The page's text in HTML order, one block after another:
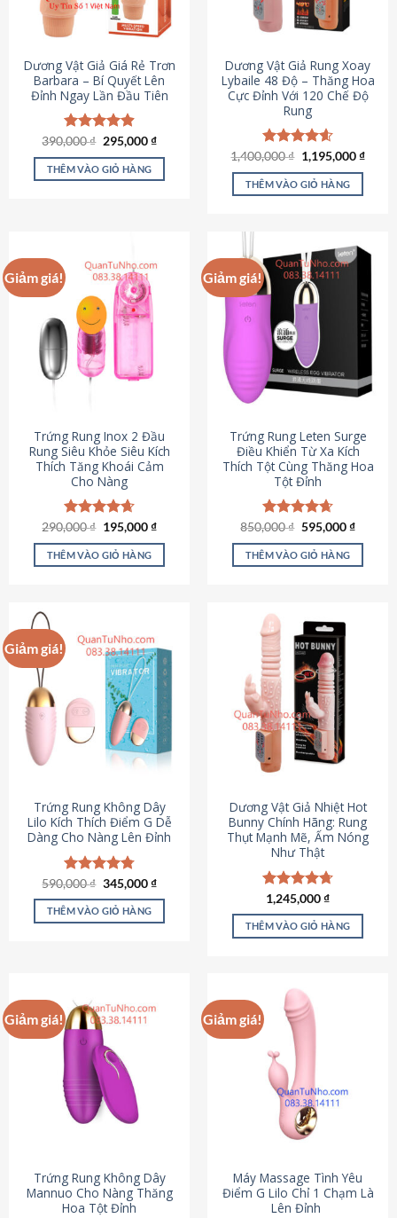
Dương Vật Giả Giá Rẻ Trơn
Barbara – Bí Quyết Lên
Đỉnh Ngay Lần Đầu Tiên
Được xếp
hạng4.90
5 sao
390,000₫ Giá
là:
390,000 ₫.
295,000₫Giá
tại
THÊM VÀO GIỎ HÀNG
Dương Vật Giả Rung Xoay
Lybaile 48 Độ – Thăng Hoa
Cực Đỉnh Với 120 Chế Độ
Rung
Được xếp
hạng4.62
5 sao
1,400,000₫ Giá
gốc
là:
1,400,000 ₫.
1,195,000₫Giá
THÊM VÀO GIỎ HÀNG
Giảm giá!
Trứng Rung Inox 2 Đầu
Rung Siêu Khỏe Siêu Kích
Thích Tăng Khoái Cảm
Cho Nàng
Được xếp
hạng4.64
5 sao
290,000₫ Giá
là:
290,000 ₫.
195,000₫Giá
tại
THÊM VÀO GIỎ HÀNG
Giảm giá!
Trứng Rung Leten Surge
Điều Khiển Từ Xa Kích
Thích Tột Cùng Thăng Hoa
Tột Đỉnh
Được xếp
hạng4.69
5 sao
850,000₫ Giá
là:
850,000 ₫.
595,000₫Giá
tại
THÊM VÀO GIỎ HÀNG
Giảm giá!
Trứng Rung Không Dây
Lilo Kích Thích Điểm G Dễ
Dàng Cho Nàng Lên Đỉnh
Được xếp
hạng4.79
5 sao
590,000₫ Giá
là:
590,000 ₫.
345,000₫Giá
tại
345,000 ₫.
THÊM VÀO GIỎ HÀNG
Dương Vật Giả Nhiệt Hot
Bunny Chính Hãng: Rung
Thụt Mạnh Mẽ, Ấm Nóng
Như Thật
Được xếp
hạng4.73
5 sao
1,245,000₫
THÊM VÀO GIỎ HÀNG
Giảm giá!
Trứng Rung Không Dây
Mannuo Cho Nàng Thăng
Hoa Tột Đỉnh
Giảm giá!
Máy Massage Tình Yêu
Điểm G Lilo Chỉ 1 Chạm Là
Lên Đỉnh